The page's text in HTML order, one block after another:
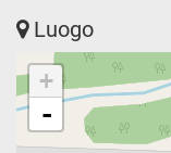
Luogo
+
-